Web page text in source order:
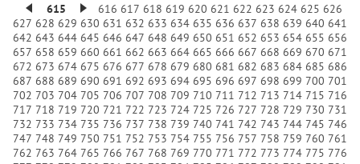
615
616 617 618 619 620 621 622 623 624 625 626
627 628 629 630 631 632 633 634 635 636 637 638 639 640 641
642 643 644 645 646 647 648 649 650 651 652 653 654 655 656
657 658 659 660 661 662 663 664 665 666 667 668 669 670 671
672 673 674 675 676 677 678 679 680 681 682 683 684 685 686
687 688 689 690 691 692 693 694 695 696 697 698 699 700 701
702 703 704 705 706 707 708 709 710 711 712 713 714 715 716
717 718 719 720 721 722 723 724 725 726 727 728 729 730 731
732 733 734 735 736 737 738 739 740 741 742 743 744 745 746
747 748 749 750 751 752 753 754 755 756 757 758 759 760 761
762 763 764 765 766 767 768 769 770 771 772 773 774 775 776